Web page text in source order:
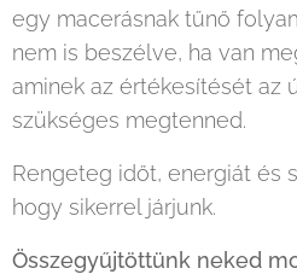
egy macerásnak tűnő
nem is beszélve, ha van
aminek az értékesítését az
szükséges megtenned.
Rengeteg időt, energiát és
hogy sikerrel járjunk.
Összegyűjtöttünk neked